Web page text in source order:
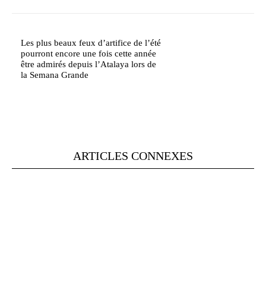
Les plus beaux feux d’artifice de l’été
pourront encore une fois cette année
être admirés depuis l’Atalaya lors de
la Semana Grande
ARTICLES CONNEXES